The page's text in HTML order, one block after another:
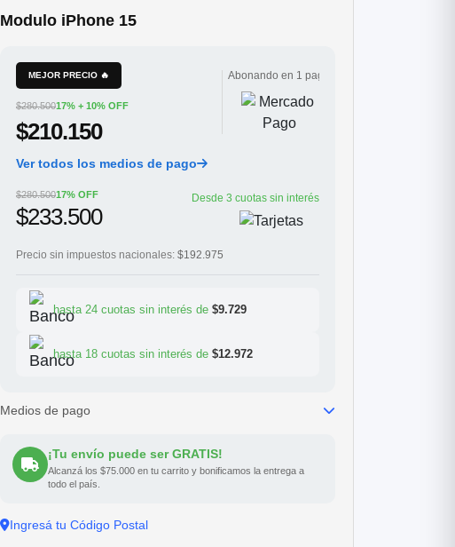
Modulo iPhone 15
MEJOR PRECIO 🔥
$280.50017% + 10% OFF
$210.150
Abonando en 1 pago
Ver todos los medios de pago
$280.50017% OFF
$233.500
Desde 3 cuotas sin interés
Precio sin impuestos nacionales: $192.975
hasta 24 cuotas sin interés de $9.729
hasta 18 cuotas sin interés de $12.972
Medios de pago
¡Tu envío puede ser GRATIS!
Alcanzá los $75.000 en tu carrito y bonificamos la entrega a
todo el país.
Ingresá tu Código Postal